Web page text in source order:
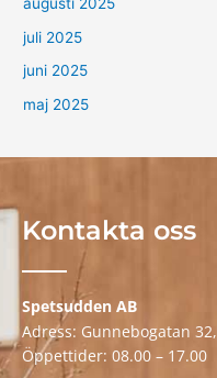
augusti 2025
juli 2025
juni 2025
maj 2025
Kontakta oss
Spetsudden AB
Adress: Gunnebogatan 32,
Öppettider: 08.00 – 17.00